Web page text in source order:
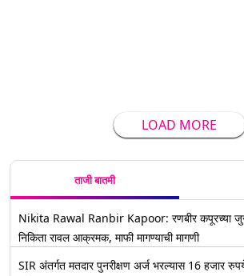
LOAD MORE
ताजी बातमी
Nikita Rawal Ranbir Kapoor: रणबीर कपूरच्या
निकिता रावल आक्रमक, माफी मागण्याची मागणी
SIR अंतर्गत मतदार पुनरीक्षण अर्ज भरल्यास 16 हजार रुपये